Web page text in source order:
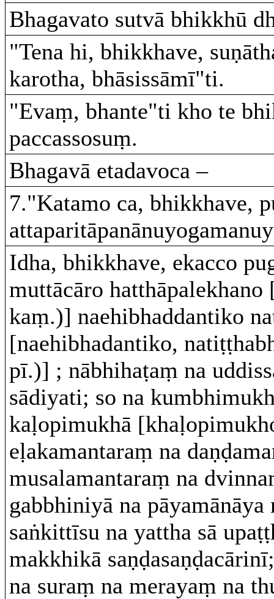
Bhagavato sutvā bhikkhū
"Tena hi, bhikkhave,
karotha, bhāsissāmī"ti.
"Evaṃ, bhante"ti kho te
paccassosuṃ.
Bhagavā etadavoca –
7."Katamo ca, bhikkhave,
Idha, bhikkhave, ekacco
muttācāro
kaṃ.)] naehibhaddantiko
[naehibhadantiko,
pī.)] ; nābhihaṭaṃ na
sādiyati; so na
kaḷopimukhā
eḷakamantaraṃ na
musalamantaraṃ na
gabbhiniyā na pāyamānāya
saṅkittīsu na yattha sā
makkhikā
na suraṃ na merayaṃ na